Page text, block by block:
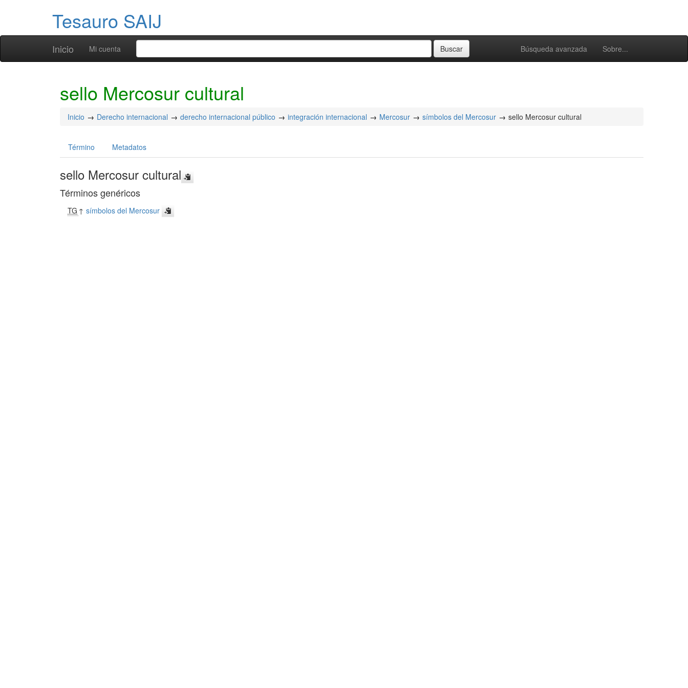
Tesauro SAIJ
Inicio Búsqueda avanzada Sobre...
Mi cuenta
sello Mercosur cultural
Inicio Derecho internacional derecho internacional público integración internacional Mercosur símbolos del Mercosur sello Mercosur cultural
Término Metadatos
sello Mercosur cultural
Términos genéricos
TG ↑símbolos del Mercosur